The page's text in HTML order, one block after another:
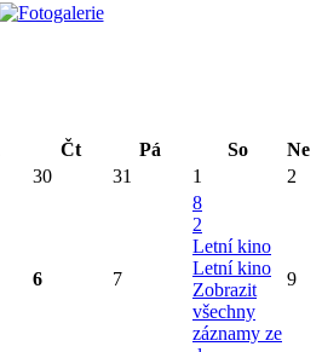
Čt Pá So
Ne
30 31 1 2
6 7
8
2
Letní kino
Letní kino
Zobrazit
všechny
záznamy ze
9